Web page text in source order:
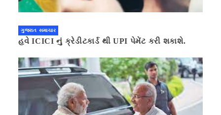
ગુજરાત સમાચાર
હવે ICICI નું ક્રેડીટકાર્ડ થી UPI પેમેંટ કરી શકાશે.